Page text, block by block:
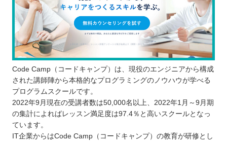
Code Camp（コードキャンプ）は、現役のエンジニアから構成
された講師陣から本格的なプログラミングのノウハウが学べる
プログラムスクールです。
2022年9月現在の受講者数は50,000名以上、2022年1月～9月期
の集計によればレッスン満足度は97.4％と高いスクールとなっ
ています。
IT企業からはCode Camp（コードキャンプ）の教育が研修とし